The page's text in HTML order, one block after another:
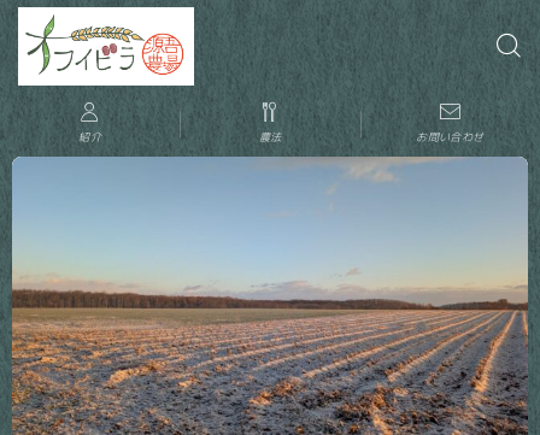
紹介 農法 お問い合わせ